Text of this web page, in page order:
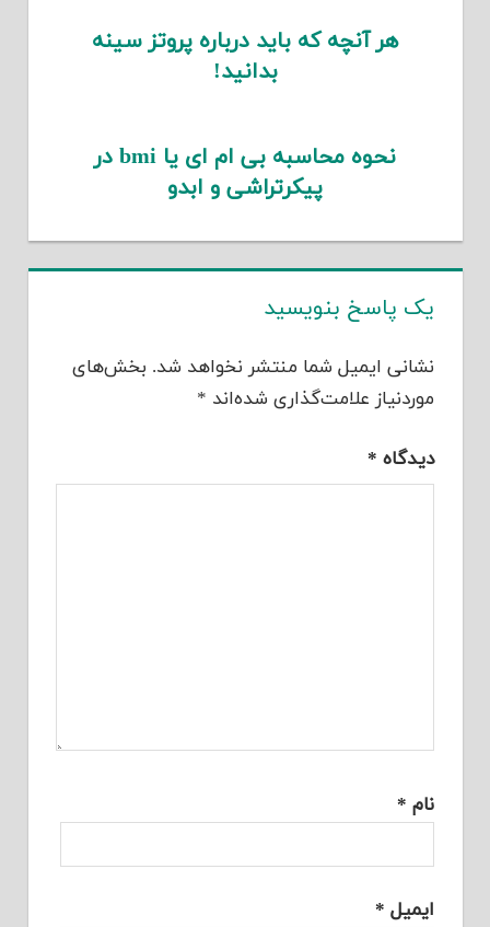
هر آنچه که باید درباره پروتز سینه
بدانید!
نحوه محاسبه بی ام ای یا bmi در
پیکرتراشی و ابدو
یک پاسخ بنویسید
نشانی ایمیل شما منتشر نخواهد شد. بخش‌های
موردنیاز علامت‌گذاری شده‌اند *
دیدگاه *
نام *
ایمیل *